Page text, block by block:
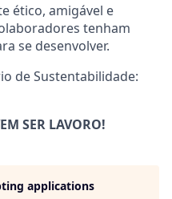
ético, amigável e
tenham
se desenvolver.
de Sustentabilidade:
SER LAVORO!
applications